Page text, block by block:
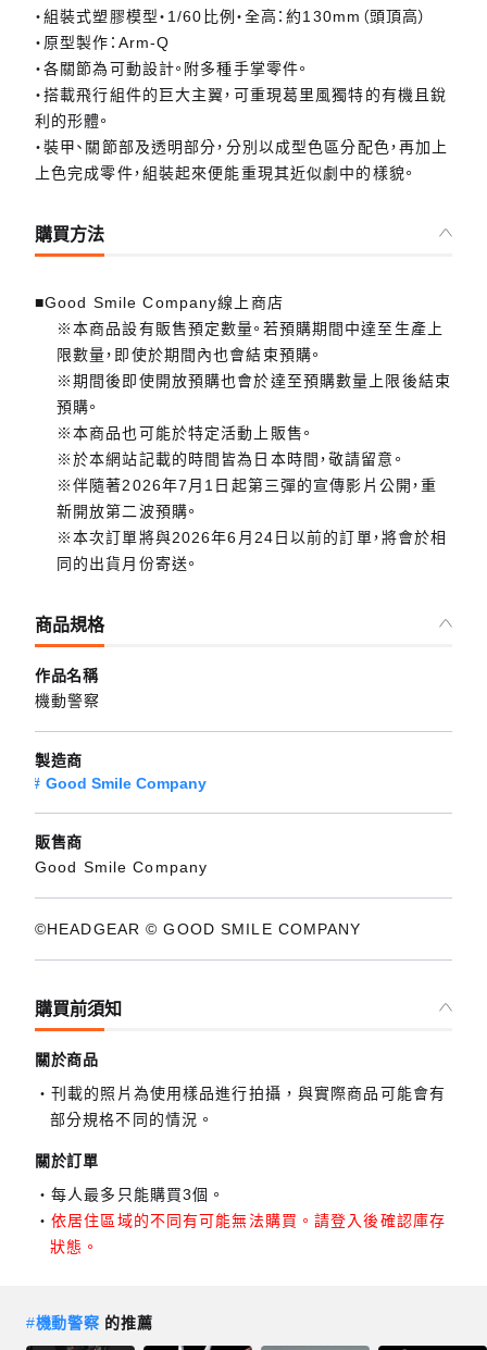
・組裝式塑膠模型・1/60比例・全高：約130mm（頭頂高）
・原型製作：Arm-Q
・各關節為可動設計。附多種手掌零件。
・搭載飛行組件的巨大主翼，可重現葛里風獨特的有機且銳
利的形體。
・裝甲、關節部及透明部分，分別以成型色區分配色，再加上
上色完成零件，組裝起來便能重現其近似劇中的樣貌。
購買方法
■Good Smile Company線上商店
※本商品設有販售預定數量。若預購期間中達至生產上
限數量，即使於期間內也會結束預購。
※期間後即使開放預購也會於達至預購數量上限後結束
預購。
※本商品也可能於特定活動上販售。
※於本網站記載的時間皆為日本時間，敬請留意。
※伴隨著2026年7月1日起第三彈的宣傳影片公開，重
新開放第二波預購。
※本次訂單將與2026年6月24日以前的訂單，將會於相
同的出貨月份寄送。
商品規格
作品名稱
機動警察
製造商
Good Smile Company
販售商
Good Smile Company
©HEADGEAR © GOOD SMILE COMPANY
購買前須知
關於商品
刊載的照片為使用樣品進行拍攝，與實際商品可能會有
部分規格不同的情況。
關於訂單
每人最多只能購買3個。
依居住區域的不同有可能無法購買。請登入後確認庫存
狀態。
#機動警察 的推薦